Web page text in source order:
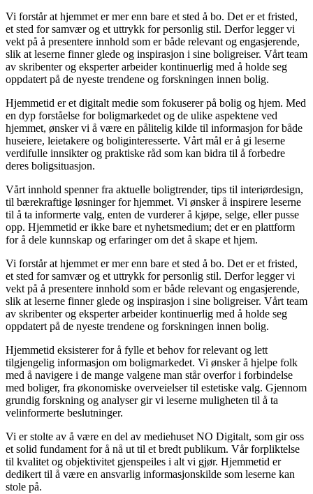
Vi forstår at hjemmet er mer enn bare et sted å bo. Det er et fristed,
et sted for samvær og et uttrykk for personlig stil. Derfor legger vi
vekt på å presentere innhold som er både relevant og engasjerende,
slik at leserne finner glede og inspirasjon i sine boligreiser. Vårt team
av skribenter og eksperter arbeider kontinuerlig med å holde seg
oppdatert på de nyeste trendene og forskningen innen bolig.
Hjemmetid er et digitalt medie som fokuserer på bolig og hjem. Med
en dyp forståelse for boligmarkedet og de ulike aspektene ved
hjemmet, ønsker vi å være en pålitelig kilde til informasjon for både
huseiere, leietakere og boliginteresserte. Vårt mål er å gi leserne
verdifulle innsikter og praktiske råd som kan bidra til å forbedre
deres boligsituasjon.
Vårt innhold spenner fra aktuelle boligtrender, tips til interiørdesign,
til bærekraftige løsninger for hjemmet. Vi ønsker å inspirere leserne
til å ta informerte valg, enten de vurderer å kjøpe, selge, eller pusse
opp. Hjemmetid er ikke bare et nyhetsmedium; det er en plattform
for å dele kunnskap og erfaringer om det å skape et hjem.
Vi forstår at hjemmet er mer enn bare et sted å bo. Det er et fristed,
et sted for samvær og et uttrykk for personlig stil. Derfor legger vi
vekt på å presentere innhold som er både relevant og engasjerende,
slik at leserne finner glede og inspirasjon i sine boligreiser. Vårt team
av skribenter og eksperter arbeider kontinuerlig med å holde seg
oppdatert på de nyeste trendene og forskningen innen bolig.
Hjemmetid eksisterer for å fylle et behov for relevant og lett
tilgjengelig informasjon om boligmarkedet. Vi ønsker å hjelpe folk
med å navigere i de mange valgene man står overfor i forbindelse
med boliger, fra økonomiske overveielser til estetiske valg. Gjennom
grundig forskning og analyser gir vi leserne muligheten til å ta
velinformerte beslutninger.
Vi er stolte av å være en del av mediehuset NO Digitalt, som gir oss
et solid fundament for å nå ut til et bredt publikum. Vår forpliktelse
til kvalitet og objektivitet gjenspeiles i alt vi gjør. Hjemmetid er
dedikert til å være en ansvarlig informasjonskilde som leserne kan
stole på.